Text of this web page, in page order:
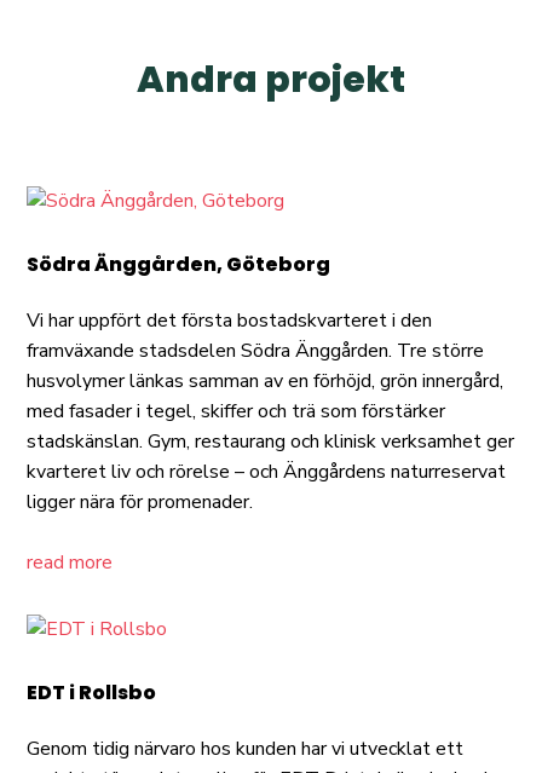
Andra projekt
Södra Änggården, Göteborg
Vi har uppfört det första bostadskvarteret i den
framväxande stadsdelen Södra Änggården. Tre större
husvolymer länkas samman av en förhöjd, grön innergård,
med fasader i tegel, skiffer och trä som förstärker
stadskänslan. Gym, restaurang och klinisk verksamhet ger
kvarteret liv och rörelse – och Änggårdens naturreservat
ligger nära för promenader.
read more
EDT i Rollsbo
Genom tidig närvaro hos kunden har vi utvecklat ett